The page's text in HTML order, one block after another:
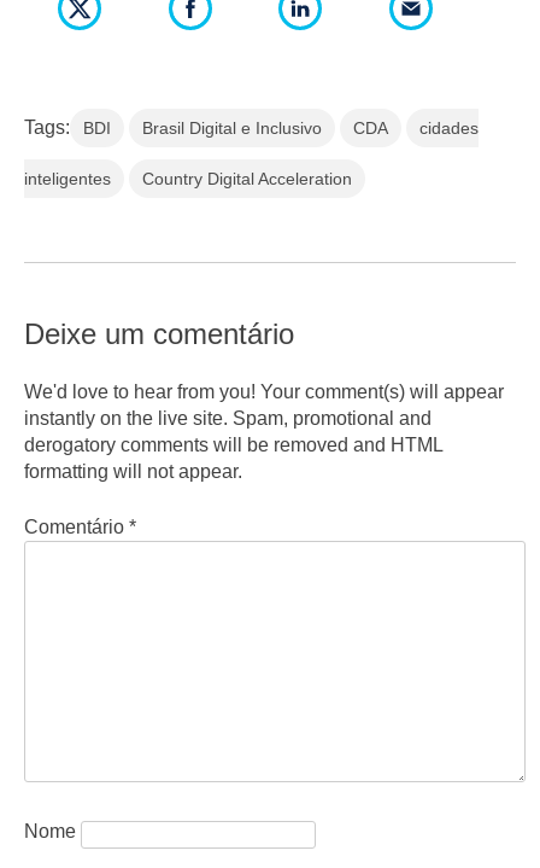
Tags: BDI Brasil Digital e Inclusivo CDA cidades
inteligentes Country Digital Acceleration
Deixe um comentário
We'd love to hear from you! Your comment(s) will appear
instantly on the live site. Spam, promotional and
derogatory comments will be removed and HTML
formatting will not appear.
Comentário *
Nome